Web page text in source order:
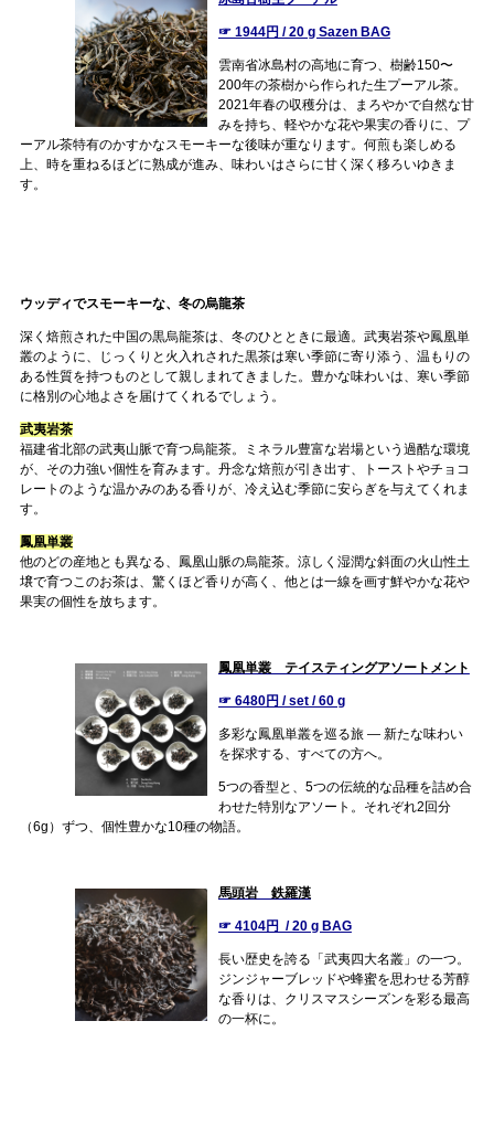
☞ 1944円 / 20 g Sazen BAG
雲南省冰島村の高地に育つ、樹齢150〜
200年の茶樹から作られた生プーアル茶。
2021年春の収穫分は、まろやかで自然な甘
みを持ち、軽やかな花や果実の香りに、プ
ーアル茶特有のかすかなスモーキーな後味が重なります。何煎も楽しめる
上、時を重ねるほどに熟成が進み、味わいはさらに甘く深く移ろいゆきま
す。
ウッディでスモーキーな、冬の烏龍茶
深く焙煎された中国の黒烏龍茶は、冬のひとときに最適。武夷岩茶や鳳凰単
叢のように、じっくりと火入れされた黒茶は寒い季節に寄り添う、温もりの
ある性質を持つものとして親しまれてきました。豊かな味わいは、寒い季節
に格別の心地よさを届けてくれるでしょう。
武夷岩茶
福建省北部の武夷山脈で育つ烏龍茶。ミネラル豊富な岩場という過酷な環境
が、その力強い個性を育みます。丹念な焙煎が引き出す、トーストやチョコ
レートのような温かみのある香りが、冷え込む季節に安らぎを与えてくれま
す。
鳳凰単叢
他のどの産地とも異なる、鳳凰山脈の烏龍茶。涼しく湿潤な斜面の火山性土
壌で育つこのお茶は、驚くほど香りが高く、他とは一線を画す鮮やかな花や
果実の個性を放ちます。
鳳凰単叢 テイスティングアソートメント
☞ 6480円 / set / 60 g
多彩な鳳凰単叢を巡る旅 — 新たな味わい
を探求する、すべての方へ。
5つの香型と、5つの伝統的な品種を詰め合
わせた特別なアソート。それぞれ2回分
（6g）ずつ、個性豊かな10種の物語。
馬頭岩 鉄羅漢
☞ 4104円 / 20 g BAG
長い歴史を誇る「武夷四大名叢」の一つ。
ジンジャーブレッドや蜂蜜を思わせる芳醇
な香りは、クリスマスシーズンを彩る最高
の一杯に。